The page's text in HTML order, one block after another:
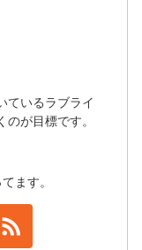
ているラブライ
が目標です。
ます。